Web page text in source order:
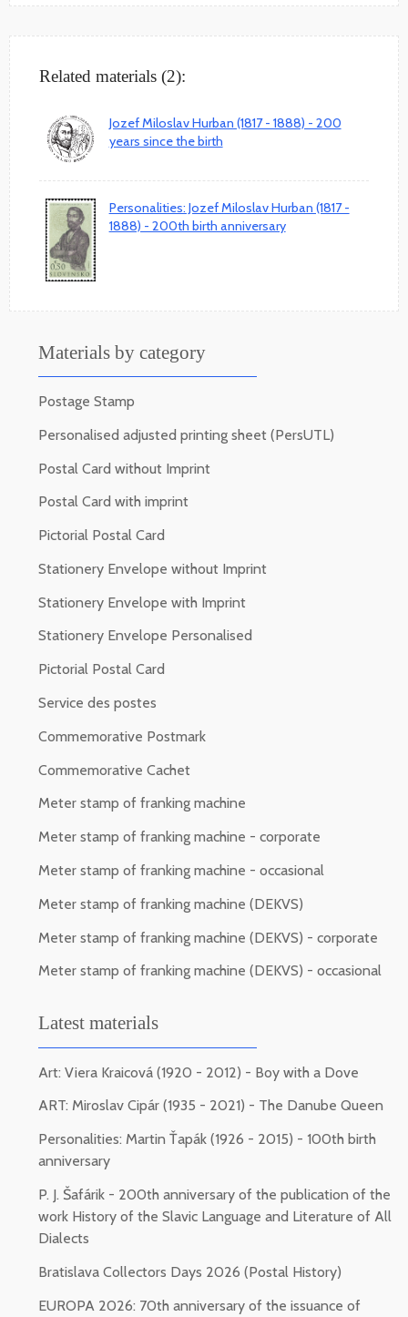
Related materials (2):
Jozef Miloslav Hurban (1817 - 1888) - 200
years since the birth
Personalities: Jozef Miloslav Hurban (1817 -
1888) - 200th birth anniversary
Materials by category
Postage Stamp
Personalised adjusted printing sheet (PersUTL)
Postal Card without Imprint
Postal Card with imprint
Pictorial Postal Card
Stationery Envelope without Imprint
Stationery Envelope with Imprint
Stationery Envelope Personalised
Pictorial Postal Card
Service des postes
Commemorative Postmark
Commemorative Cachet
Meter stamp of franking machine
Meter stamp of franking machine - corporate
Meter stamp of franking machine - occasional
Meter stamp of franking machine (DEKVS)
Meter stamp of franking machine (DEKVS) - corporate
Meter stamp of franking machine (DEKVS) - occasional
Latest materials
Art: Viera Kraicová (1920 - 2012) - Boy with a Dove
ART: Miroslav Cipár (1935 - 2021) - The Danube Queen
Personalities: Martin Ťapák (1926 - 2015) - 100th birth
anniversary
P. J. Šafárik - 200th anniversary of the publication of the
work History of the Slavic Language and Literature of All
Dialects
Bratislava Collectors Days 2026 (Postal History)
EUROPA 2026: 70th anniversary of the issuance of